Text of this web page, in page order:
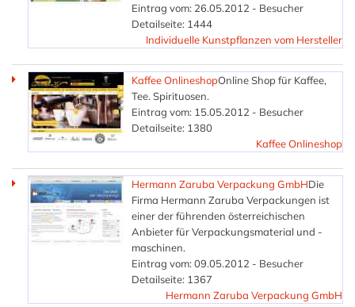
Eintrag vom: 26.05.2012 - Besucher
Detailseite: 1444
Individuelle Kunstpflanzen vom Hersteller
Kaffee OnlineshopOnline Shop für Kaffee,
Tee. Spirituosen.
Eintrag vom: 15.05.2012 - Besucher
Detailseite: 1380
Kaffee Onlineshop
Hermann Zaruba Verpackung GmbHDie
Firma Hermann Zaruba Verpackungen ist
einer der führenden österreichischen
Anbieter für Verpackungsmaterial und -
maschinen.
Eintrag vom: 09.05.2012 - Besucher
Detailseite: 1367
Hermann Zaruba Verpackung GmbH